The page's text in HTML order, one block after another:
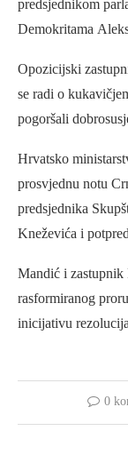
predsjednikom
Demokritama
Opozicijski
se radi o
pogoršali
Hrvatsko
prosvjednu notu
predsjednika
Kneževića i
Mandić i zastupnik
rasformiranog
inicijativu
0